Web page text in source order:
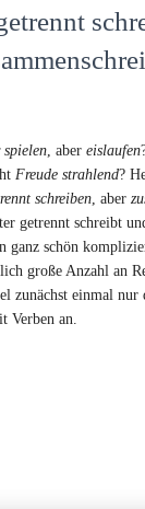
, aber eislaufen
Freude strahlend?
schreiben , aber
getrennt schreibt
ganz schön
große Anzahl an
zunächst einmal nur
Verben an.